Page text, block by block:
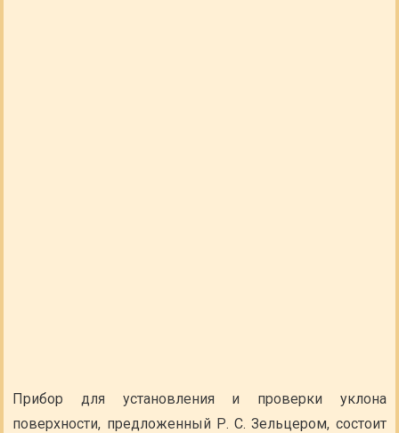
Прибор для установления и проверки уклона
поверхности, предложенный Р. С. Зельцером, состоит